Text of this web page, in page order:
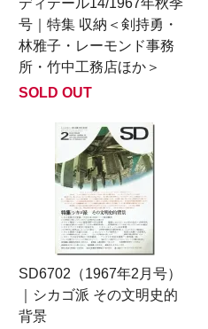
ディテール14/1967年秋季
号｜特集 収納＜剣持勇・
林雅子・レーモンド事務
所・竹中工務店ほか＞
SOLD OUT
SD6702（1967年2月号）
｜シカゴ派 その文明史的
背景